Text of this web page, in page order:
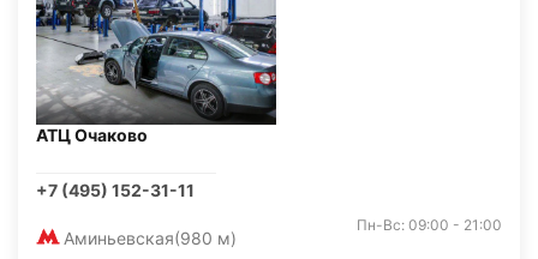
АТЦ Очаково
+7 (495) 152-31-11
Аминьевская(980 м)
Пн-Вс: 09:00 - 21:00